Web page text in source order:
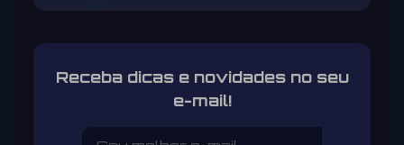
Receba dicas e novidades no seu
e-mail!